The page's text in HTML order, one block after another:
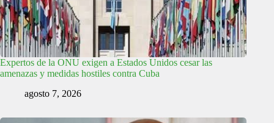
Expertos de la ONU exigen a Estados Unidos cesar las
amenazas y medidas hostiles contra Cuba
agosto 7, 2026